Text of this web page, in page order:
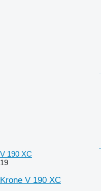
V 190 XC
19
Krone V 190 XC